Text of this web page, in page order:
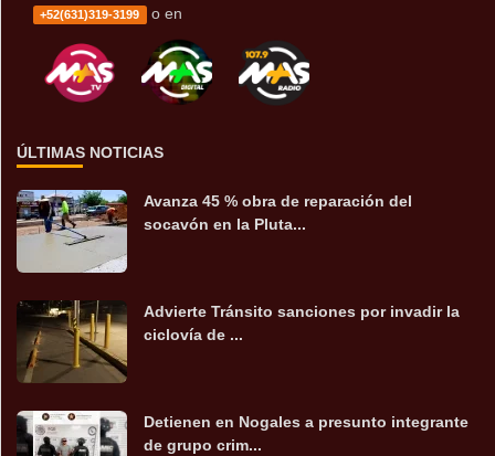
+52(631)319-3199 o en
ÚLTIMAS NOTICIAS
Avanza 45 % obra de reparación del
socavón en la Pluta...
Advierte Tránsito sanciones por invadir la
ciclovía de ...
Detienen en Nogales a presunto integrante
de grupo crim...